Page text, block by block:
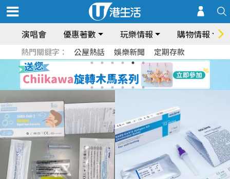
演唱會 優惠著數 玩樂情報 購物情報
熱門關鍵字： 公屋熱話 娛樂新聞 定期存款